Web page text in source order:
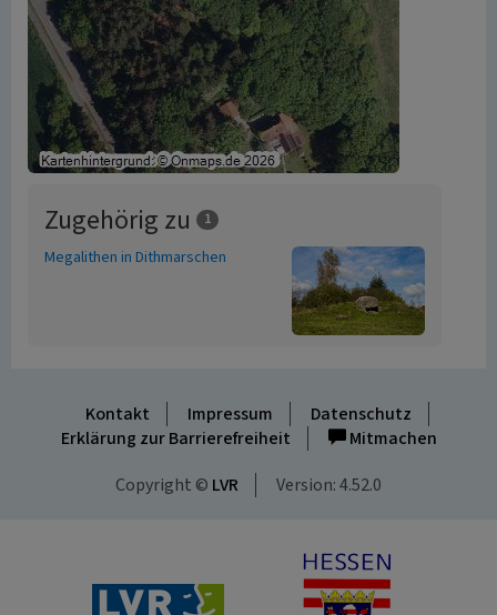
Zugehörig zu 1
Megalithen in Dithmarschen
Kontakt Impressum
Datenschutz
Erklärung zur Barrierefreiheit
Mitmachen
Copyright © LVR Version: 4.52.0